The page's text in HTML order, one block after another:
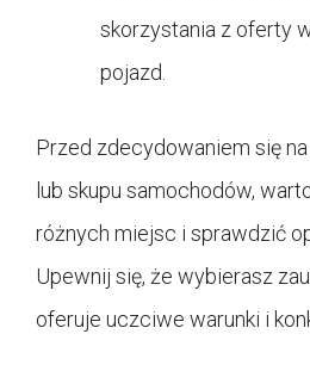
skorzystania z oferty
pojazd.
Przed zdecydowaniem się
lub skupu samochodów,
różnych miejsc i sprawdzić
Upewnij się, że wybierasz
oferuje uczciwe warunki i